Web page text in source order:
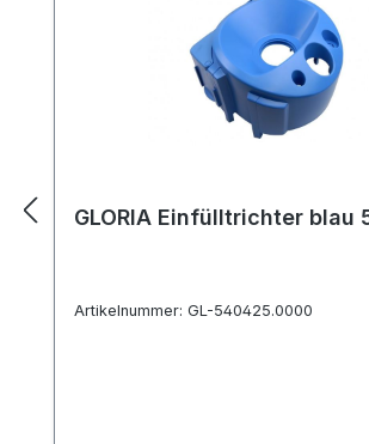
GLORIA Einfülltrichter blau
Artikelnummer: GL-540425.0000